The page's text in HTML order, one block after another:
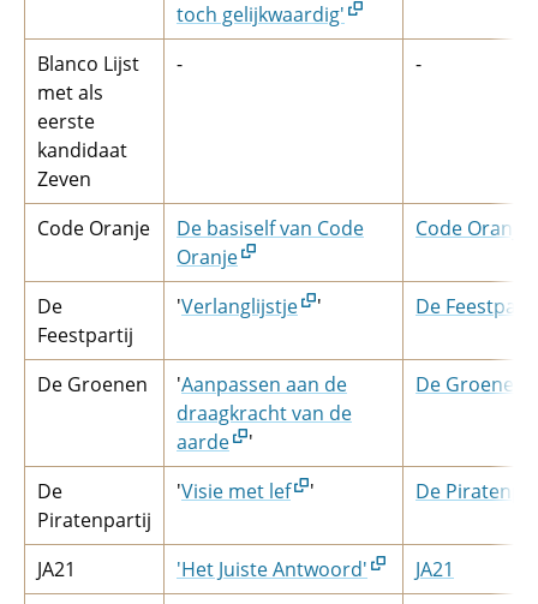
toch gelijkwaardig'
Blanco Lijst
met als
eerste
kandidaat
Zeven
- -
Code Oranje
De basiself van Code
Oranje
Code Oranje
De
Feestpartij
'Verlanglijstje ' De
De Groenen 'Aanpassen aan de
draagkracht van de
aarde
'
De Groenen
De
Piratenpartij
'Visie met lef ' De
JA21 'Het Juiste Antwoord'
JA21